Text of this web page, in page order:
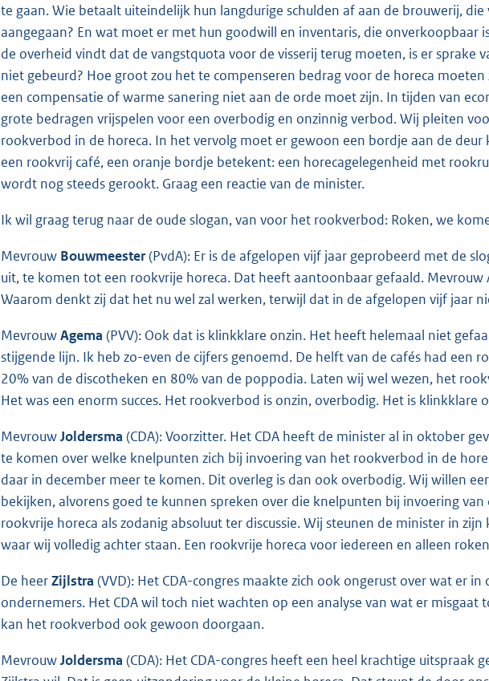
te gaan. Wie betaalt uiteindelijk hun langdurige schulden af aan de brouwerij, die
aangegaan? En wat moet er met hun goodwill en inventaris, die onverkoopbaar
de overheid vindt dat de vangstquota voor de visserij terug moeten, is er sprake
niet gebeurd? Hoe groot zou het te compenseren bedrag voor de horeca
een compensatie of warme sanering niet aan de orde moet zijn. In tijden van
grote bedragen vrijspelen voor een overbodig en onzinnig verbod. Wij pleiten
rookverbod in de horeca. In het vervolg moet er gewoon een bordje aan de
een rookvrij café, een oranje bordje betekent: een horecagelegenheid met
wordt nog steeds gerookt. Graag een reactie van de minister.
Ik wil graag terug naar de oude slogan, van voor het rookverbod: Roken, we
Mevrouw Bouwmeester(PvdA): Er is de afgelopen vijf jaar geprobeerd met de
uit, te komen tot een rookvrije horeca. Dat heeft aantoonbaar gefaald. Mevrouw
Waarom denkt zij dat het nu wel zal werken, terwijl dat in de afgelopen vijf jaar
MevrouwAgema (PVV): Ook dat is klinkklare onzin. Het heeft helemaal niet
stijgende lijn. Ik heb zo-even de cijfers genoemd. De helft van de cafés had een
20% van de discotheken en 80% van de poppodia. Laten wij wel wezen, het
Het was een enorm succes. Het rookverbod is onzin, overbodig. Het is klinkklare
MevrouwJoldersma (CDA): Voorzitter. Het CDA heeft de minister al in oktober
te komen over welke knelpunten zich bij invoering van het rookverbod in de
daar in december meer te komen. Dit overleg is dan ook overbodig. Wij willen
bekijken, alvorens goed te kunnen spreken over die knelpunten bij invoering
rookvrije horeca als zodanig absoluut ter discussie. Wij steunen de minister in
waar wij volledig achter staan. Een rookvrije horeca voor iedereen en alleen
De heerZijlstra (VVD): Het CDA-congres maakte zich ook ongerust over wat er
ondernemers. Het CDA wil toch niet wachten op een analyse van wat er
kan het rookverbod ook gewoon doorgaan.
MevrouwJoldersma (CDA): Het CDA-congres heeft een heel krachtige uitspraak